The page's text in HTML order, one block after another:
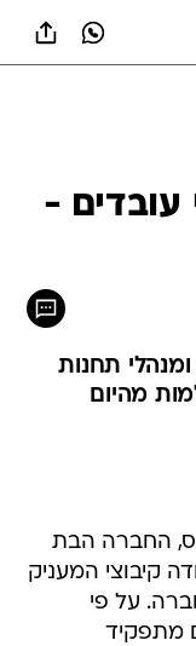
עובדים -
תחנות
מהיום
החברה הבת
קיבוצי המעניק
על פי
מתפקיד